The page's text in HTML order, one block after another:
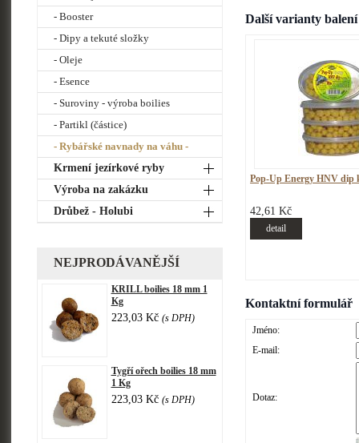
- Booster
- Dipy a tekuté složky
- Oleje
- Esence
- Suroviny - výroba boilies
- Partikl (částice)
- Rybářské navnady na váhu -
Krmení jezírkové ryby
Výroba na zakázku
Drůbež - Holubi
NEJPRODÁVANĚJŠÍ
KRILL boilies 18 mm 1
Kg
223,03 Kč (s DPH)
Tygří ořech boilies 18 mm
1 Kg
223,03 Kč (s DPH)
Další varianty balení
Pop-Up Energy HNV dip
42,61 Kč
detail
Kontaktní formulář
Jméno:
E-mail:
Dotaz: